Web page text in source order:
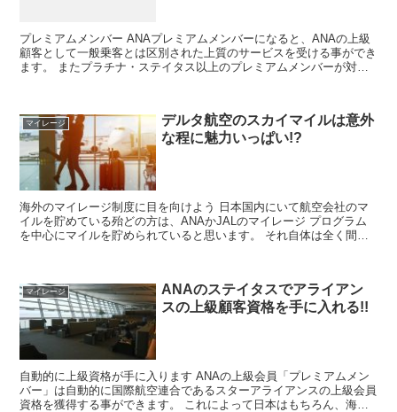
プレミアムメンバー ANAプレミアムメンバーになると、ANAの上級
顧客として一般乗客とは区別された上質のサービスを受ける事ができ
ます。 またプラチナ・ステイタス以上のプレミアムメンバーが対象
マイレージ
デルタ航空のスカイマイルは意外
な程に魅力いっぱい!?
海外のマイレージ制度に目を向けよう 日本国内にいて航空会社のマ
イルを貯めている殆どの方は、ANAかJALのマイレージ プログラム
を中心にマイルを貯められていると思います。 それ自体は全く間違
マイレージ
ANAのステイタスでアライアン
スの上級顧客資格を手に入れる!!
自動的に上級資格が手に入ります ANAの上級会員「プレミアムメン
バー」は自動的に国際航空連合であるスターアライアンスの上級会員
資格を獲得する事ができます。 これによって日本はもちろん、海外